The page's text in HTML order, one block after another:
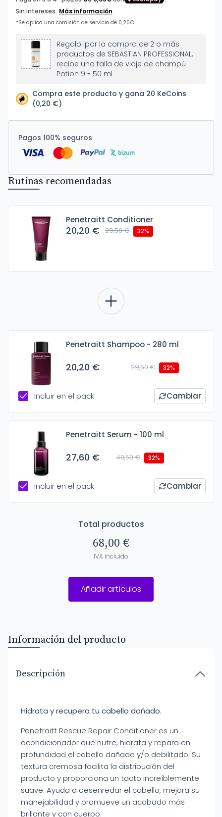
Regalo: por la compra de 2 o más
productos de SEBASTIAN PROFESSIONAL,
recibe una talla de viaje de champú
Potion 9 - 50 ml
Compra este producto y gana 20 KeCoins
(0,20 €)
Pagos 100% seguros
Rutinas recomendadas
Penetraitt Conditioner
20,20 € 29,50 € 32%
Penetraitt Shampoo - 280 ml
20,20 € 29,50 € 32%
Incluir en el pack Cambiar
Penetraitt Serum - 100 ml
27,60 € 40,50 € 32%
Incluir en el pack Cambiar
Total productos
68,00 €
IVA incluido
Añadir artículos
Información del producto
Descripción
Hidrata y recupera tu cabello dañado.
Penetraitt Rescue Repair Conditioner es un
acondicionador que nutre, hidrata y repara en
profundidad el cabello dañado y/o debilitado. Su
textura cremosa facilita la distribución del
producto y proporciona un tacto increíblemente
suave. Ayuda a desenredar el cabello, mejora su
manejabilidad y promueve un acabado más
brillante y con cuerpo.